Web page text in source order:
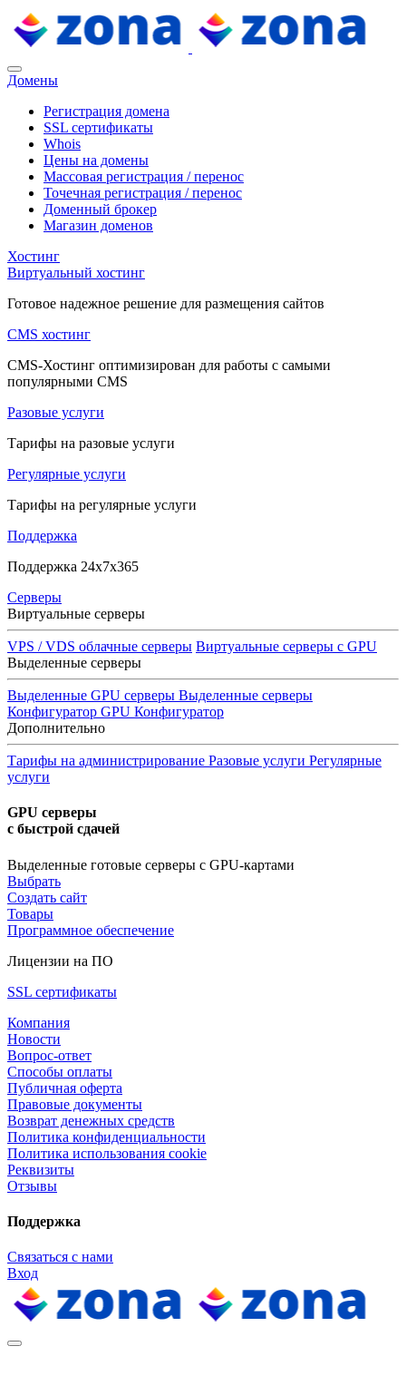
Домены
Регистрация домена
SSL сертификаты
Whois
Цены на домены
Массовая регистрация / перенос
Точечная регистрация / перенос
Доменный брокер
Магазин доменов
Хостинг
Виртуальный хостинг
Готовое надежное решение для размещения сайтов
CMS хостинг
CMS-Хостинг оптимизирован для работы с самыми
популярными CMS
Разовые услуги
Тарифы на разовые услуги
Регулярные услуги
Тарифы на регулярные услуги
Поддержка
Поддержка 24x7x365
Серверы
Виртуальные серверы
VPS / VDS облачные серверы Виртуальные серверы с GPU
Выделенные серверы
Выделенные GPU серверы Выделенные серверы
Конфигуратор GPU Конфигуратор
Дополнительно
Тарифы на администрирование Разовые услуги Регулярные
услуги
GPU серверы
с быстрой сдачей
Выделенные готовые серверы с GPU-картами
Выбрать
Создать сайт
Товары
Программное обеспечение
Лицензии на ПО
SSL сертификаты
Компания
Новости
Вопрос-ответ
Способы оплаты
Публичная оферта
Правовые документы
Возврат денежных средств
Политика конфиденциальности
Политика использования cookie
Реквизиты
Отзывы
Поддержка
Связаться с нами
Вход